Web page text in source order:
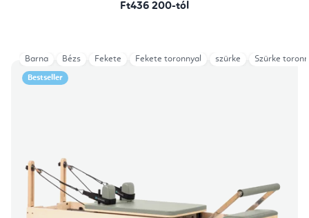
Ft436 200-tól
Bestseller
Barna Bézs Fekete Fekete toronnyal szürke Szürke